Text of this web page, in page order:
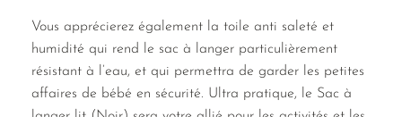
Vous apprécierez également la toile anti saleté et
humidité qui rend le sac à langer particulièrement
résistant à l’eau, et qui permettra de garder les petites
affaires de bébé en sécurité. Ultra pratique, le Sac à